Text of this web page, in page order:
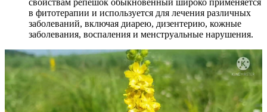
в фитотерапии и используется для лечения различных
заболеваний, включая диарею, дизентерию, кожные
заболевания, воспаления и менструальные нарушения.